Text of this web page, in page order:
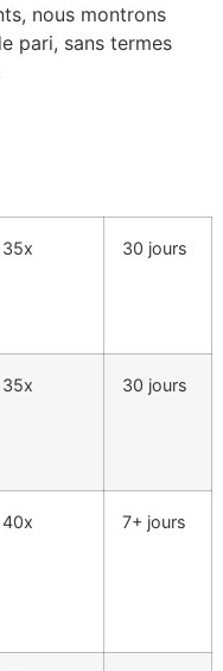
nous montrons
pari, sans termes
35x 30 jours
35x 30 jours
40x 7+ jours